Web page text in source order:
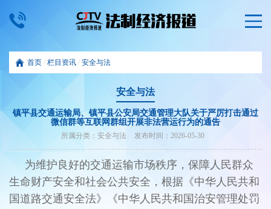
首页 / 栏目资讯 / 安全与法
安全与法
镇平县交通运输局、镇平县公安局交通管理大队关于严厉打击通过
微信群等互联网群组开展非法营运行为的通告
所属分类： 安全与法 发布时间： 2026-05-30
为维护良好的交通运输市场秩序，保障人民群众
生命财产安全和社会公共安全，根据《中华人民共和
国道路交通安全法》《中华人民共和国治安管理处罚